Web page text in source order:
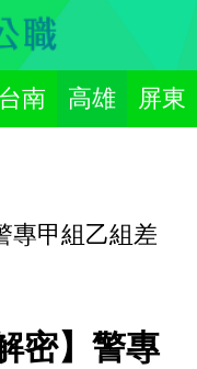
台南 高雄 屏東
專甲組乙組差
密】警專